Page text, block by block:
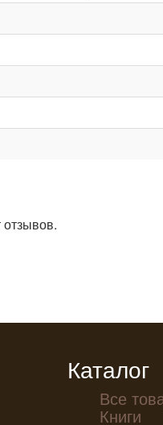
отзывов.
Каталог
Все
Книги